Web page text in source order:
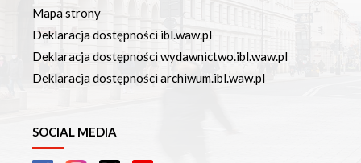
Mapa strony
Deklaracja dostępności ibl.waw.pl
Deklaracja dostępności wydawnictwo.ibl.waw.pl
Deklaracja dostępności archiwum.ibl.waw.pl
SOCIAL MEDIA